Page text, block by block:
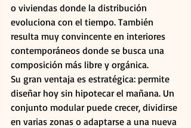
o viviendas donde la distribución
evoluciona con el tiempo. También
resulta muy convincente en interiores
contemporáneos donde se busca una
composición más libre y orgánica.
Su gran ventaja es estratégica: permite
diseñar hoy sin hipotecar el mañana. Un
conjunto modular puede crecer, dividirse
en varias zonas o adaptarse a una nueva